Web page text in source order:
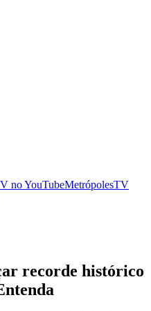
noYouTubeMetrópolesTV
recorde histórico